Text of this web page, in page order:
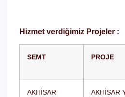
Hizmet verdiğimiz Projeler :
SEMT PROJE
AKHİSAR
AKHİSAR